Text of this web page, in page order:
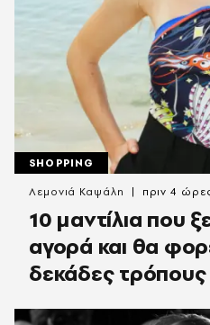
SHOPPING
10 μαντίλια που
αγορά και θα
δεκάδες τρόπους
Λεμονιά Καψάλη πριν 4